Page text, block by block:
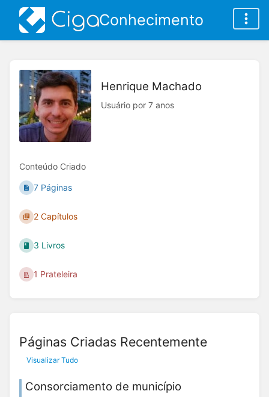
Conhecimento
Henrique Machado
Usuário por 7 anos
Conteúdo Criado
7 Páginas
2 Capítulos
3 Livros
1 Prateleira
Páginas Criadas Recentemente
Visualizar Tudo
Consorciamento de município